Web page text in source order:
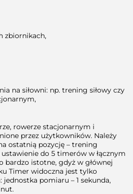
zbiornikach,
na siłowni: np. trening siłowy czy
rowerze stacjonarnym i
przez użytkowników. Należy
ostatnią pozycję – trening
do 5 timerów w łącznym
bardzo istotne, gdyż w głównej
Timer widoczna jest tylko
pomiaru – 1 sekunda,